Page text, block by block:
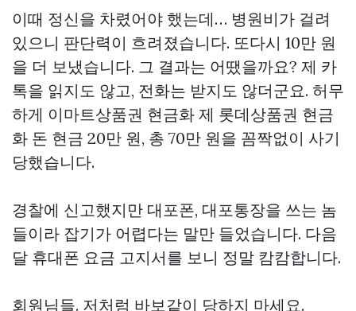
이때 정신을 차렸어야 했는데… 병원비가 걸려
있으니 판단력이 흐려졌습니다. 또다시 10만 원
을 더 보냈습니다. 그 결과는 어땠을까요? 제 카
톡을 읽지도 않고, 전화는 받지도 않더군요. 허무
하게 이마트상품권 현금화 제 롯데상품권 현금
화 돈 현금 20만 원, 총 70만 원을 꼼짝없이 사기
당했습니다.
경찰에 신고했지만 대포폰, 대포통장을 쓰는 놈
들이라 잡기가 어렵다는 말만 들었습니다. 다음
달 휴대폰 요금 고지서를 보니 정말 캄캄합니다.
회원님들. 저처럼 바보같이 당하지 마세요.